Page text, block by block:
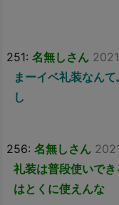
251: 名無しさん
まーイベ礼装なん
し
256: 名無しさん
礼装は普段使いで
はとくに使えんな